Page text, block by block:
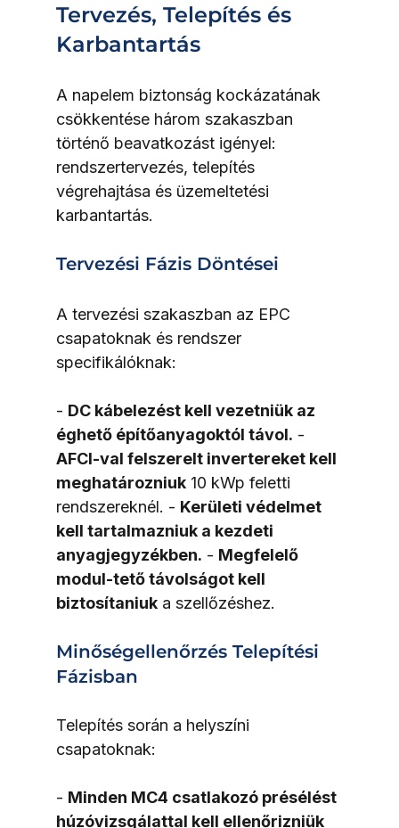
Tervezés, Telepítés és
Karbantartás
A napelem biztonság kockázatának
csökkentése három szakaszban
történő beavatkozást igényel:
rendszertervezés, telepítés
végrehajtása és üzemeltetési
karbantartás.
Tervezési Fázis Döntései
A tervezési szakaszban az EPC
csapatoknak és rendszer
specifikálóknak:
- DC kábelezést kell vezetniük az
éghető építőanyagoktól távol. -
AFCI-val felszerelt invertereket kell
meghatározniuk 10 kWp feletti
rendszereknél. - Kerületi védelmet
kell tartalmazniuk a kezdeti
anyagjegyzékben. - Megfelelő
modul-tető távolságot kell
biztosítaniuk a szellőzéshez.
Minőségellenőrzés Telepítési
Fázisban
Telepítés során a helyszíni
csapatoknak:
- Minden MC4 csatlakozó présélést
húzóvizsgálattal kell ellenőrizniük